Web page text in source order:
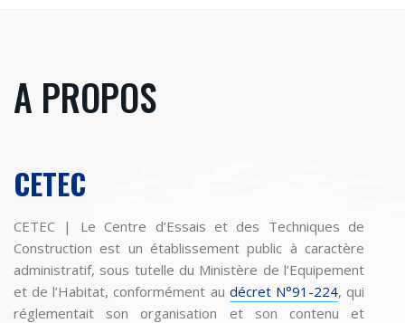
A PROPOS
CETEC
CETEC | Le Centre d’Essais et des Techniques de
Construction est un établissement public à caractère
administratif, sous tutelle du Ministère de l’Equipement
et de l’Habitat, conformément au décret N°91-224, qui
réglementait son organisation et son contenu et